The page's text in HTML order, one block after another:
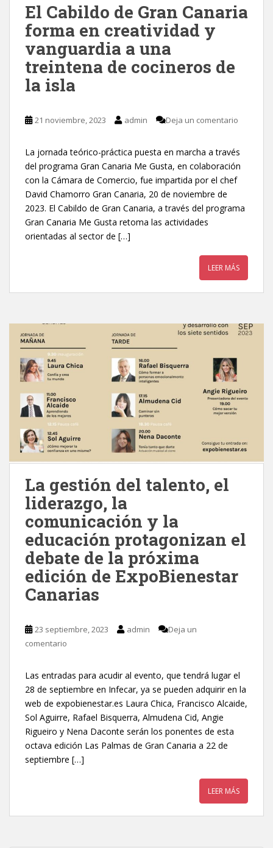
El Cabildo de Gran Canaria
forma en creatividad y
vanguardia a una
treintena de cocineros de
la isla
21 noviembre, 2023 admin Deja un comentario
La jornada teórico-práctica puesta en marcha a través
del programa Gran Canaria Me Gusta, en colaboración
con la Cámara de Comercio, fue impartida por el chef
David Chamorro Gran Canaria, 20 de noviembre de
2023. El Cabildo de Gran Canaria, a través del programa
Gran Canaria Me Gusta retoma las actividades
orientadas al sector de […]
LEER MÁS
La gestión del talento, el
liderazgo, la
comunicación y la
educación protagonizan el
debate de la próxima
edición de ExpoBienestar
Canarias
23 septiembre, 2023 admin
Deja un
comentario
Las entradas para acudir al evento, que tendrá lugar el
28 de septiembre en Infecar, ya se pueden adquirir en la
web de expobienestar.es Laura Chica, Francisco Alcaide,
Sol Aguirre, Rafael Bisquerra, Almudena Cid, Angie
Rigueiro y Nena Daconte serán los ponentes de esta
octava edición Las Palmas de Gran Canaria a 22 de
septiembre […]
LEER MÁS